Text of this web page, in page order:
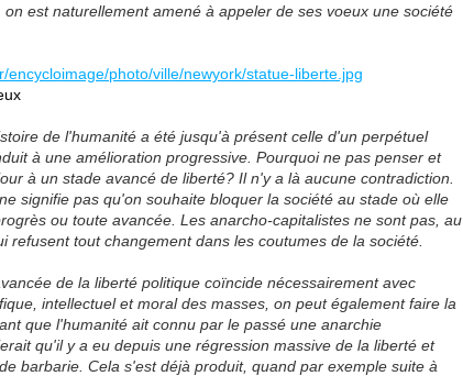
est naturellement amené à appeler de ses voeux une société
de l'humanité a été jusqu'à présent celle d'un perpétuel
à une amélioration progressive. Pourquoi ne pas penser et
à un stade avancé de liberté? Il n'y a là aucune contradiction.
ne signifie pas qu'on souhaite bloquer la société au stade où elle
ou toute avancée. Les anarcho-capitalistes ne sont pas, au
refusent tout changement dans les coutumes de la société.
de la liberté politique coïncide nécessairement avec
intellectuel et moral des masses, on peut également faire la
que l'humanité ait connu par le passé une anarchie
qu'il y a eu depuis une régression massive de la liberté et
barbarie. Cela s'est déjà produit, quand par exemple suite à